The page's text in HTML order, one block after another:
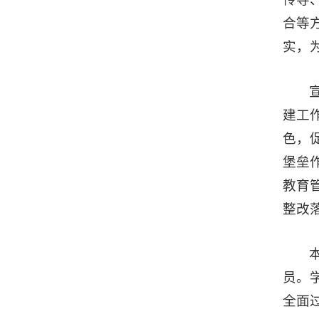
合等
实，
建工
色，
堡垒
教育
整改
员。
全面